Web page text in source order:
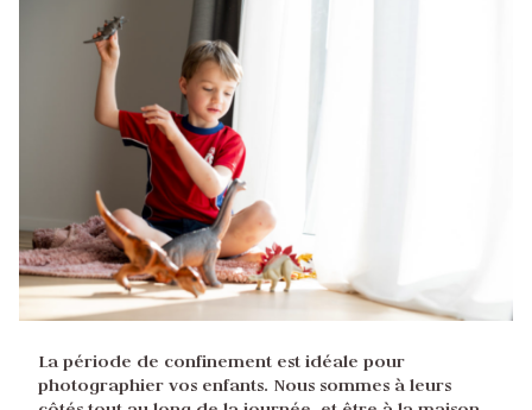
La période de confinement est idéale pour
photographier vos enfants. Nous sommes à leurs